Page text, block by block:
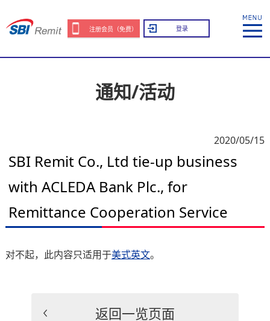
注册会员（免费） 登录
通知/活动
2020/05/15
SBI Remit Co., Ltd tie-up business
with ACLEDA Bank Plc., for
Remittance Cooperation Service
对不起，此内容只适用于美式英文。
返回一览页面